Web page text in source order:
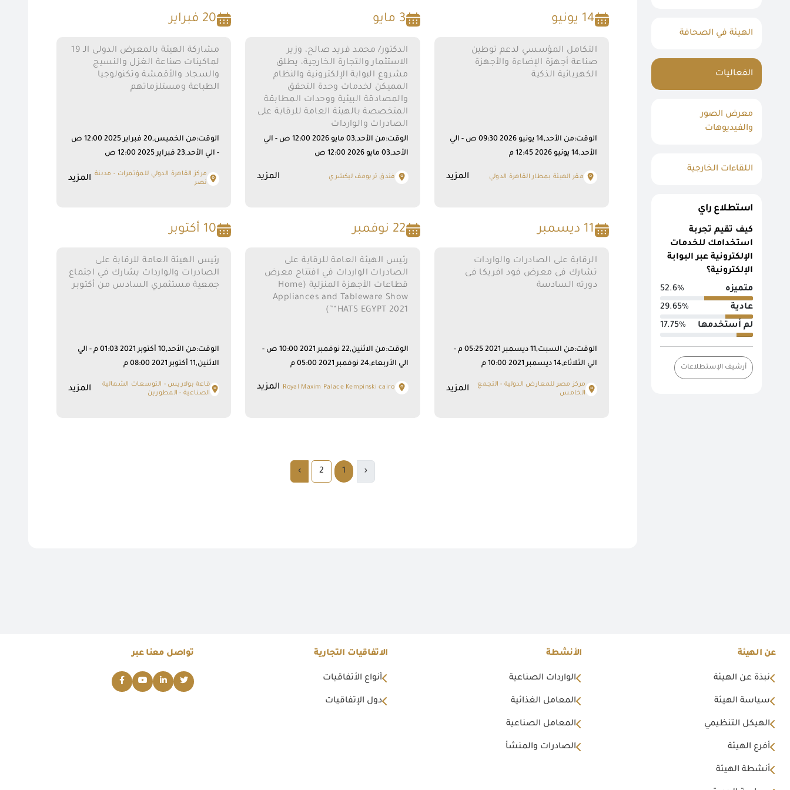
الهيئة في الصحافة
الفعاليات
معرض الصور
والفيديوهات
اللقاءات الخارجية
استطلاع راي
كيف تقيم تجربة
استخدامك للخدمات
الإلكترونية عبر البوابة
الإلكترونية؟
متميزه
52.6%
عادية
29.65%
لم أستخدمها
17.75%
أرشيف الإستطلاعات
14 يونيو
التكامل المؤسسي لدعم توطين
صناعة أجهزة الإضاءة والأجهزة
الكهربائية الذكية
الوقت:من الأحد,14 يونيو 2026 09:30 ص - الي
الأحد,14 يونيو 2026 12:45 م
مقر الهيئة بمطار القاهرة الدولي المزيد
3 مايو
الدكتور/ محمد فريد صالح، وزير
الاستثمار والتجارة الخارجية، يطلق
مشروع البوابة الإلكترونية والنظام
المميكن لخدمات وحدة التحقق
والمصادقة البيئية ووحدات المطابقة
المتخصصة بالهيئة العامة للرقابة على
الصادرات والواردات
الوقت:من الأحد,03 مايو 2026 12:00 ص - الي
الأحد,03 مايو 2026 12:00 ص
فندق تريومف ليكشري المزيد
20 فبراير
مشاركة الهيئة بالمعرض الدولى الـ 19
لماكينات صناعة الغزل والنسيج
والسجاد والأقمشة وتكنولوجيا
الطباعة ومستلزماتهم
الوقت:من الخميس,20 فبراير 2025 12:00 ص
- الي الأحد,23 فبراير 2025 12:00 ص
مركز القاهرة الدولي للمؤتمرات - مدبنة
نصر
المزيد
11 ديسمبر
الرقابة على الصادرات والواردات
تشارك فى معرض فود افريكا فى
دورته السادسة
الوقت:من السبت,11 ديسمبر 2021 05:25 م -
الي الثلاثاء,14 ديسمبر 2021 10:00 م
مركز مصر للمعارض الدولية - التجمع
الخامس
المزيد
22 نوفمبر
رئيس الهيئة العامة للرقابة على
الصادرات الواردات في افتتاح معرض
قطاعات الأجهزة المنزلية (Home
Appliances and Tableware Show
“HATS EGYPT 2021”)
الوقت:من الاثنين,22 نوفمبر 2021 10:00 ص -
الي الأربعاء,24 نوفمبر 2021 05:00 م
Royal Maxim Palace Kempinski cairo المزيد
10 أكتوبر
رئيس الهيئة العامة للرقابة على
الصادرات والواردات يشارك في اجتماع
جمعية مستثمري السادس من أكتوبر
الوقت:من الأحد,10 أكتوبر 2021 01:03 م - الي
الاثنين,11 أكتوبر 2021 08:00 م
قاعة بولاريس - التوسعات الشمالية
الصناعية - المطورين
المزيد
‹
1
2
›
عن الهيئة
نبذة عن الهيئة
سياسة الهيئة
الهيكل التنظيمي
أفرع الهيئة
أنشطة الهيئة
الأنشطة
الواردات الصناعية
المعامل الغذائية
المعامل الصناعية
الصادرات والمنشأ
الاتفاقيات التجارية
أنواع الأتفاقيات
دول الإتفاقيات
تواصل معنا عبر